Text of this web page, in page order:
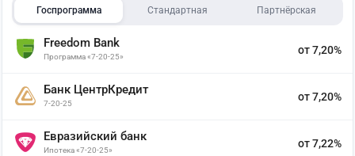
Госпрограмма Стандартная Партнёрская
Freedom Bank
Программа «7-20-25»
от 7,20%
Банк ЦентрКредит
7-20-25
от 7,20%
Евразийский банк
Ипотека «7-20-25»
от 7,22%